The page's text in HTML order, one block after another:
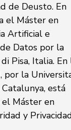
de Deusto. En
el Máster en
Artificial e
Datos por la
Pisa, Italia. En
por la
está
el Máster en
y